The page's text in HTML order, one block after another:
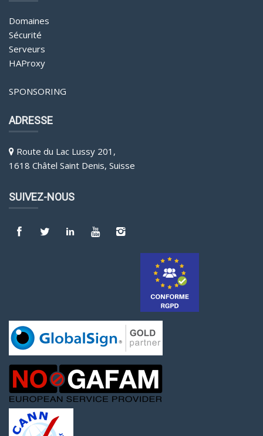
Domaines
Sécurité
Serveurs
HAProxy
SPONSORING
ADRESSE
Route du Lac Lussy 201,
1618 Châtel Saint Denis, Suisse
SUIVEZ-NOUS